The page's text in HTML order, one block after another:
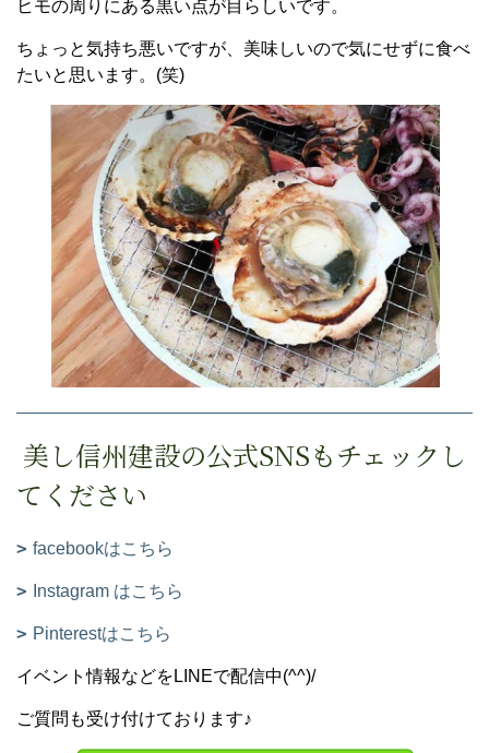
ヒモの周りにある黒い点が目らしいです。
ちょっと気持ち悪いですが、美味しいので気にせずに食べ
たいと思います。(笑)
美し信州建設の公式SNSもチェックし
てください
facebookはこちら
Instagram はこちら
Pinterestはこちら
イベント情報などをLINEで配信中(^^)/
ご質問も受け付けております♪